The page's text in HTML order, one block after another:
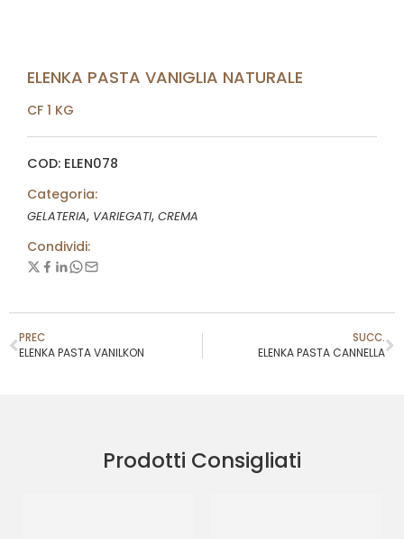
ELENKA PASTA VANIGLIA NATURALE
CF 1 KG
COD: ELEN078
Categoria:
GELATERIA, VARIEGATI, CREMA
Condividi:
PREC
ELENKA PASTA VANILKON
SUCC.
ELENKA PASTA CANNELLA
Prodotti Consigliati